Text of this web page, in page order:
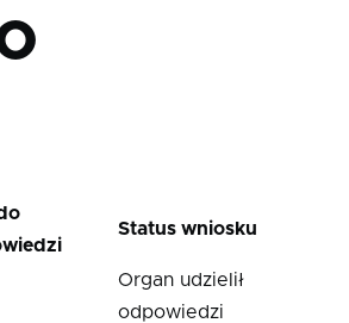
Status wniosku
Organ udzielił
odpowiedzi